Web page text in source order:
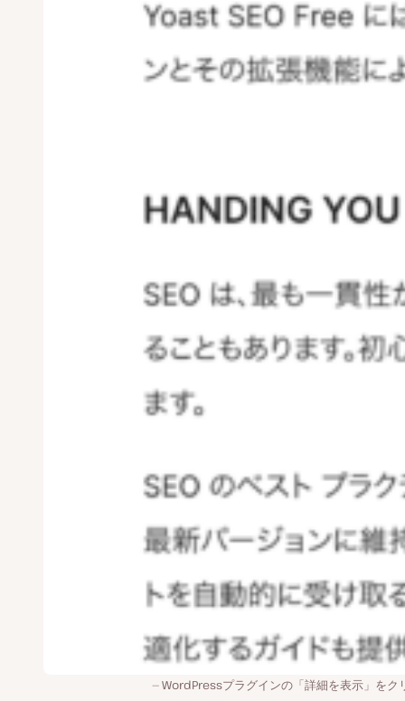
WordPressプラグインの「詳細を表示」をク